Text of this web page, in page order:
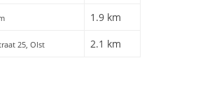
1.9 km
25, Olst 2.1 km